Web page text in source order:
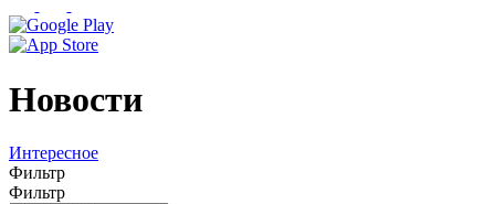
Новости
Интересное
Фильтр
Фильтр